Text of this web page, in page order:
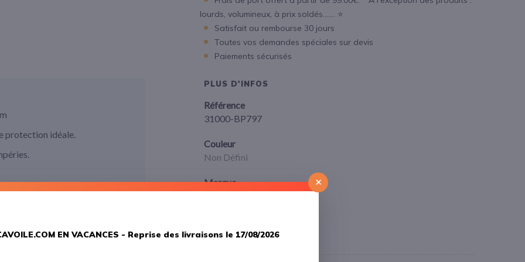
lourds, volumineux, à prix soldés....... ⭐
Satisfait ou rembourse 30 jours
Toutes vos demandes spéciales sur devis
Paiements sécurisés
protection idéale.
PLUS D'INFOS
Référence
31000-BP797
Couleur
Non Défini
Marque
×
EN VACANCES - Reprise des livraisons le 17/08/2026